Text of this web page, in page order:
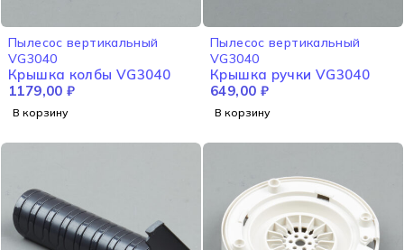
Пылесос вертикальный
VG3040
Крышка колбы VG3040
1179,00 ₽
В корзину
Пылесос вертикальный
VG3040
Крышка ручки VG3040
649,00 ₽
В корзину